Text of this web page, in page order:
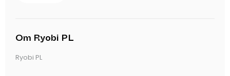
Om Ryobi PL
Ryobi PL